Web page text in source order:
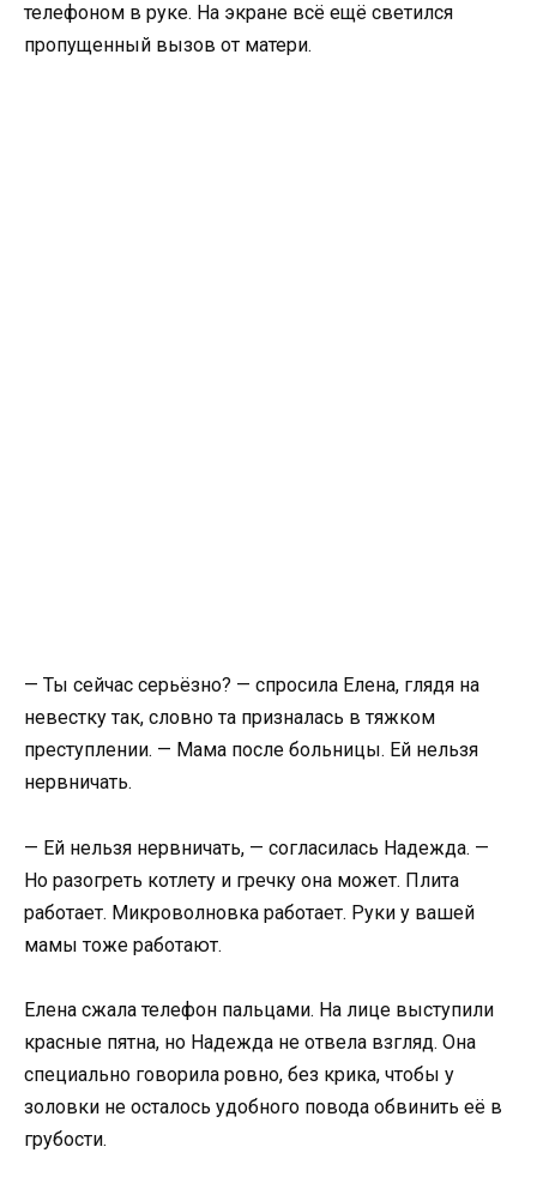
телефоном в руке. На экране всё ещё светился
пропущенный вызов от матери.
— Ты сейчас серьёзно? — спросила Елена, глядя на
невестку так, словно та призналась в тяжком
преступлении. — Мама после больницы. Ей нельзя
нервничать.
— Ей нельзя нервничать, — согласилась Надежда. —
Но разогреть котлету и гречку она может. Плита
работает. Микроволновка работает. Руки у вашей
мамы тоже работают.
Елена сжала телефон пальцами. На лице выступили
красные пятна, но Надежда не отвела взгляд. Она
специально говорила ровно, без крика, чтобы у
золовки не осталось удобного повода обвинить её в
грубости.